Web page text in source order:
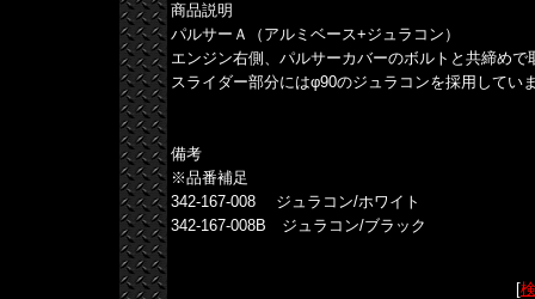
商品説明
パルサーＡ（アルミベース+ジュラコン）
エンジン右側、パルサーカバーのボルトと共締めで
スライダー部分にはφ90のジュラコンを採用してい
備考
※品番補足
342-167-008 ジュラコン/ホワイト
342-167-008B ジュラコン/ブラック
[